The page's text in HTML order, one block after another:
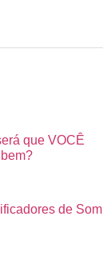
que VOCÊ
de Som